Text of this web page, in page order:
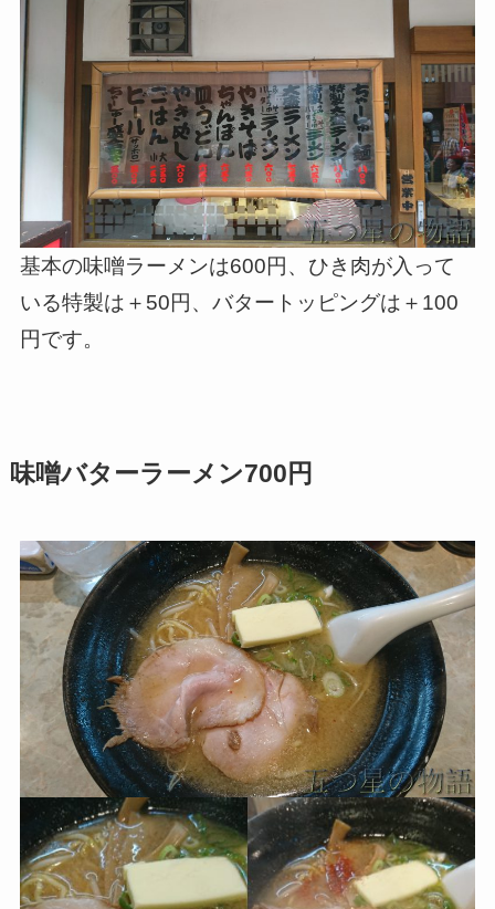
基本の味噌ラーメンは600円、ひき肉が入って
いる特製は＋50円、バタートッピングは＋100
円です。
味噌バターラーメン700円